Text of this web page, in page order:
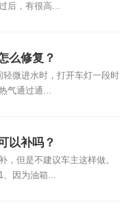
后，有很高...
么修复？
轻微进水时，打开车灯一段时
气通过通...
以补吗？
，但是不建议车主这样做。
因为油箱...